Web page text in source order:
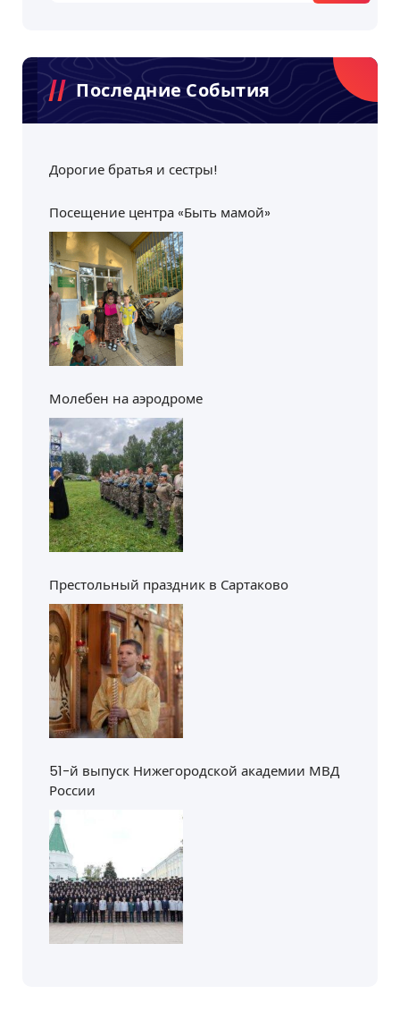
Последние События
Дорогие братья и сестры!
Посещение центра «Быть мамой»
Молебен на аэродроме
Престольный праздник в Сартаково
51-й выпуск Нижегородской академии МВД
России